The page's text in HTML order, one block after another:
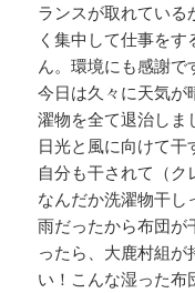
ランスが取れてい
く集中して仕事を
ん。環境にも感謝で
今日は久々に天気が
濯物を全て退治しま
日光と風に向けて干
自分も干されて（ク
なんだか洗濯物干し
雨だったから布団が
ったら、大鹿村組
い！こんな湿った布